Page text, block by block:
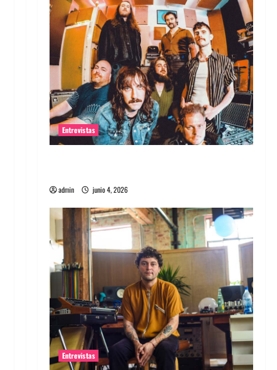
Entrevistas
admin junio 4, 2026
Entrevistas